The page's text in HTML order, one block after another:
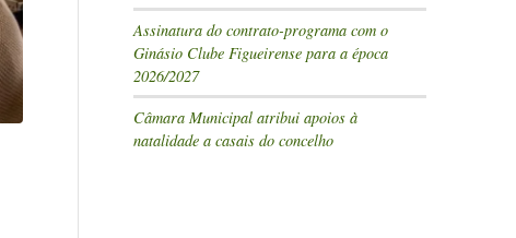
Assinatura do contrato-programa com o
Ginásio Clube Figueirense para a época
2026/2027
Câmara Municipal atribui apoios à
natalidade a casais do concelho